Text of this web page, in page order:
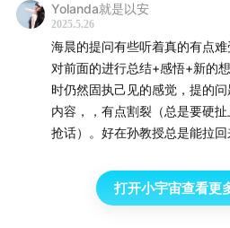
Yolanda就是以安
2025.5.26
海晨的提问有些听着真的有点
对前面的进行总结+感悟+新的
时仍然固执己见的感觉，提的
内容，，有点割裂（总是要硬
抢话）。好在孙教授总是能拉回
打开小宇宙查看更